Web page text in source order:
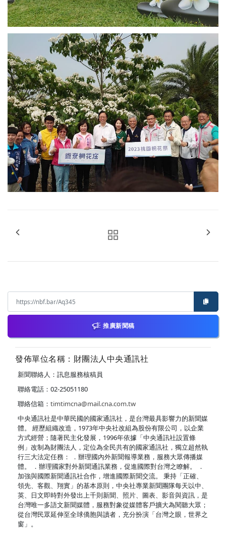
推廣新聞稿
發佈單位名稱：財團法人中央通訊社
新聞聯絡人：訊息服務核稿員
聯絡電話：02-25051180
聯絡信箱： timtimcna@mail.cna.com.tw
中央通訊社是中華民國的國家通訊社，是台灣最具影響力的新聞媒
體。 經歷組織改造，1973年中央社改組為股份有限公司，以企業
方式經營；隨著民主化發展，1996年依據「中央通訊社設置條
例」改制為財團法人，定位為全民共有的國家通訊社，獨立超然執
行三大法定任務： ．辦理國內外新聞報導業務，服務大眾傳播媒
體。 ．辦理國家對外新聞通訊業務，促進國際對台灣之瞭解。 ．
加強與國際新聞通訊社合作，增進國際新聞交流。 秉持「正確、
領先、客觀、翔實」的基本原則，中央社專業新聞團隊每天以中、
英、日文即時對外發出上千則新聞、照片、圖表、影音與資訊，是
台灣唯一多語文新聞媒體，服務對象從媒體客戶擴大為閱聽大眾；
從台灣民眾延伸至全球僑胞與讀者，充分扮演「台灣之眼，世界之
窗」。